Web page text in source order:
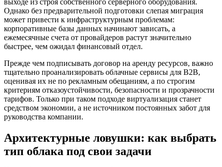
Однако без предварительной подготовки слепая миграция
может привести к инфраструктурным проблемам:
корпоративные базы данных начинают зависать, а
ежемесячные счета от провайдеров растут значительно
быстрее, чем ожидал финансовый отдел.
Прежде чем подписывать договор на аренду ресурсов, важно
тщательно проанализировать облачные сервисы для B2B,
оценивая их не по рекламным обещаниям, а по строгим
критериям отказоустойчивости, безопасности и прозрачности
тарифов. Только при таком подходе виртуализация станет
средством экономии, а не источником постоянных забот для
руководства компании.
Архитектурные ловушки: как выбрать
тип облака под свои задачи